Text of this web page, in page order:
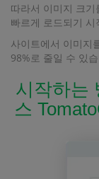
따라서 이미지 크
빠르게 로드되기 시
사이트에서 이미지
98%로 줄일 수 있
시작하는
스